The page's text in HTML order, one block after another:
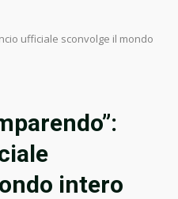
ufficiale sconvolge il mondo
intero